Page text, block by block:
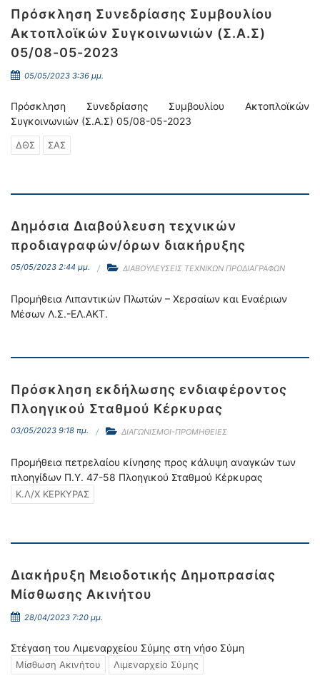
Πρόσκληση Συνεδρίασης Συμβουλίου
Ακτοπλοϊκών Συγκοινωνιών (Σ.Α.Σ)
05/08-05-2023
05/05/2023 3:36 μμ.
Πρόσκληση Συνεδρίασης Συμβουλίου Ακτοπλοϊκών
Συγκοινωνιών (Σ.Α.Σ) 05/08-05-2023
ΔΘΣ ΣΑΣ
Δημόσια Διαβούλευση τεχνικών
προδιαγραφών/όρων διακήρυξης
05/05/2023 2:44 μμ. ΔΙΑΒΟΥΛΕΥΣΕΙΣ ΤΕΧΝΙΚΩΝ ΠΡΟΔΙΑΓΡΑΦΩΝ
Προμήθεια Λιπαντικών Πλωτών – Χερσαίων και Εναέριων
Μέσων Λ.Σ.-ΕΛ.ΑΚΤ.
Πρόσκληση εκδήλωσης ενδιαφέροντος
Πλοηγικού Σταθμού Κέρκυρας
03/05/2023 9:18 πμ. ΔΙΑΓΩΝΙΣΜΟΙ-ΠΡΟΜΗΘΕΙΕΣ
Προμήθεια πετρελαίου κίνησης προς κάλυψη αναγκών των
πλοηγίδων Π.Υ. 47-58 Πλοηγικού Σταθμού Κέρκυρας
Κ.Λ/Χ ΚΕΡΚΥΡΑΣ
Διακήρυξη Μειοδοτικής Δημοπρασίας
Μίσθωσης Ακινήτου
28/04/2023 7:20 μμ.
Στέγαση του Λιμεναρχείου Σύμης στη νήσο Σύμη
Μίσθωση Ακινήτου Λιμεναρχείο Σύμης